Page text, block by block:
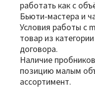
работать как с
Бьюти-мастера и
Условия работы с
товар из
договора.
Наличие
позицию малым
ассортимент.